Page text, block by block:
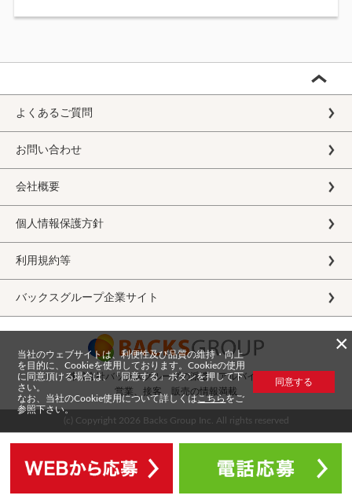
よくあるご質問
お問い合わせ
会社概要
個人情報保護方針
利用規約等
バックスグループ企業サイト
株式会社バックスグループの派遣・アルバイト求人
営業、接客、販売の情報満載
(c) Copyright 2026 Backs Group Inc. All rights reserved
×
当社のウェブサイトは、利便性及び品質の維持・向上
を目的に、Cookieを使用しております。Cookieの使用
に同意頂ける場合は、「同意する」ボタンを押して下
さい。
なお、当社のCookie使用について詳しくは こちらをご
参照下さい。
同意する